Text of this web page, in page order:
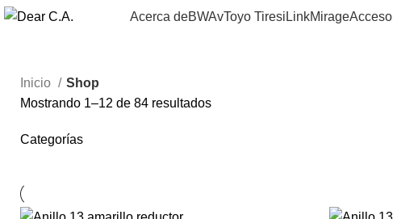
Acerca deBWAvToyo TiresiLinkMirage
Inicio
Shop
Mostrando 1–12 de 84 resultados
Categorías